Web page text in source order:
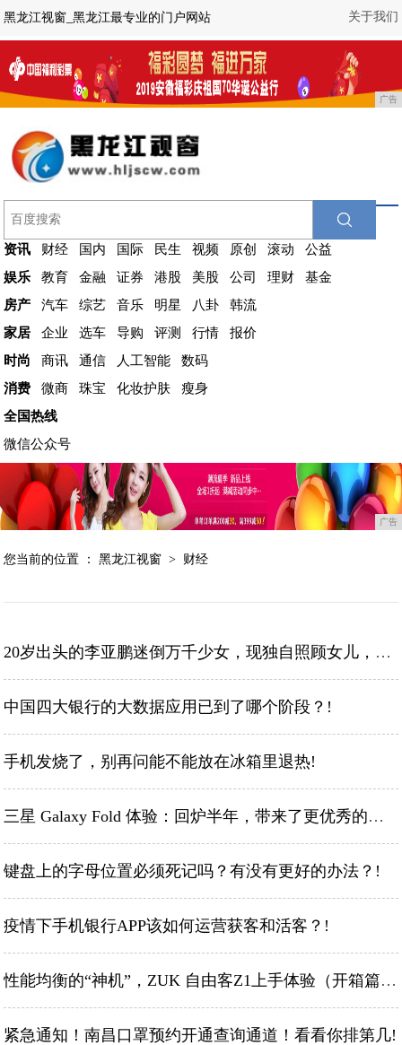
关于我们
黑龙江视窗_黑龙江最专业的门户网站
广告
资讯 财经 国内 国际 民生 视频 原创 滚动
公益
娱乐
教育 金融 证券 港股 美股 公司 理财
基金
房产
汽车 综艺 音乐 明星 八卦
韩流
家居
企业 选车 导购 评测 行情
报价
时尚
商讯 通信 人工智能
数码
消费
微商 珠宝 化妆护肤
瘦身
全国热线
微信公众号
广告
您当前的位置 ：黑龙江视窗 > 财经
20岁出头的李亚鹏迷倒万千少女，现独自照顾女儿，沧桑成大叔！!
中国四大银行的大数据应用已到了哪个阶段？!
手机发烧了，别再问能不能放在冰箱里退热!
三星 Galaxy Fold 体验：回炉半年，带来了更优秀的折叠屏手机!
键盘上的字母位置必须死记吗？有没有更好的办法？!
疫情下手机银行APP该如何运营获客和活客？!
性能均衡的“神机”，ZUK 自由客Z1上手体验（开箱篇）!
紧急通知！南昌口罩预约开通查询通道！看看你排第几!